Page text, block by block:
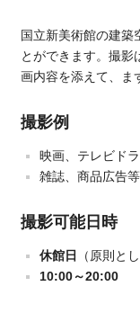
国立新美術館の建築
とができます。撮影
画内容を添えて、ま
撮影例
映画、テレビド
雑誌、商品広告
撮影可能日時
休館日
（原則と
10:00～20:00